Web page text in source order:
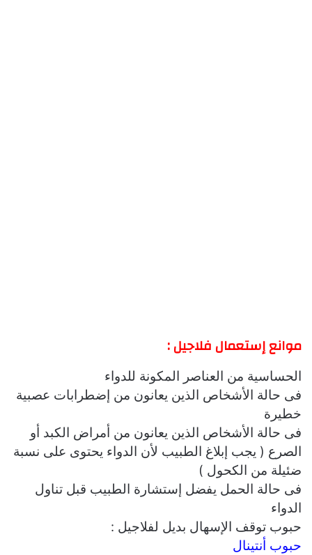
موانع إستعمال فلاجيل :
الحساسية من العناصر المكونة للدواء
فى حالة الأشخاص الذين يعانون من إضطرابات عصبية
خطيرة
فى حالة الأشخاص الذين يعانون من أمراض الكبد أو
الصرع ( يجب إبلاغ الطبيب لأن الدواء يحتوى على نسبة
ضئيلة من الكحول )
فى حالة الحمل يفضل إستشارة الطبيب قبل تناول
الدواء
حبوب توقف الإسهال بديل لفلاجيل :
حبوب أنتينال